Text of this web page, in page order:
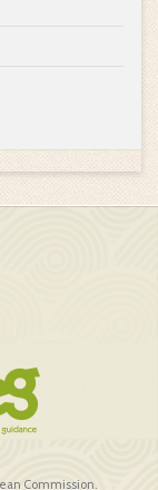
Commission.